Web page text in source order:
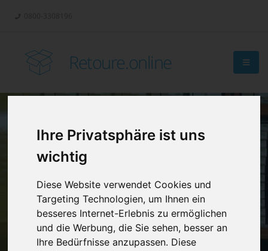
Ihre Privatsphäre ist uns
wichtig
Diese Website verwendet Cookies und
Targeting Technologien, um Ihnen ein
besseres Internet-Erlebnis zu ermöglichen
und die Werbung, die Sie sehen, besser an
Ihre Bedürfnisse anzupassen. Diese
Retoure.online
Retouren-
Management?